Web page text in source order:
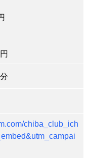
chiba_club_ich